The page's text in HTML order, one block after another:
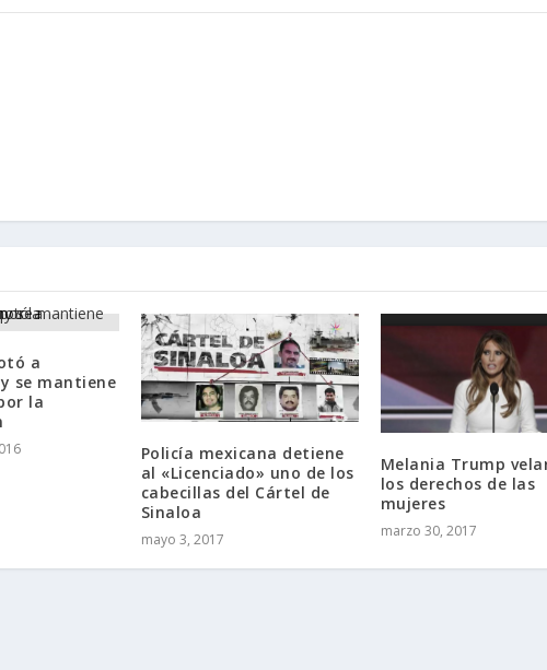
a
se mantiene
la
Policía mexicana detiene
al «Licenciado» uno de los
cabecillas del Cártel de
Sinaloa
mayo 3, 2017
Melania Trump
los derechos de las
mujeres
marzo 30, 2017